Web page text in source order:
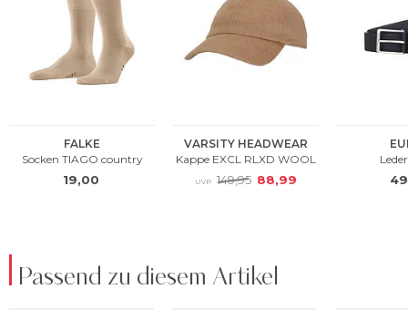
Passend zu diesem Artikel